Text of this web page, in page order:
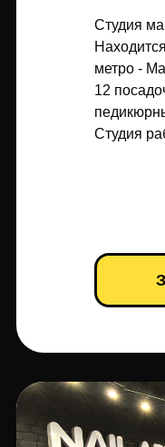
Студия
метро -
12
Студия